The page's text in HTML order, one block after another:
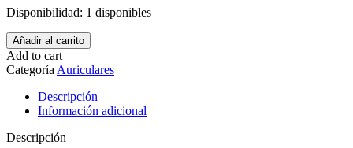
actual
$8.990.
original
$15.990.
Disponibilidad: 1 disponibles
Auriculares
Para
video
Juegos,
color
Azul,
cantidad
Añadir al carrito
Add to cart
Categoría Auriculares
Descripción
Información adicional
Descripción